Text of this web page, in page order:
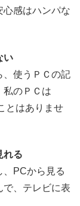
心感はハンパな
い
、使うＰＣの記
私のＰＣは
とはありませ
れる
、PCから見る
で、テレビに表